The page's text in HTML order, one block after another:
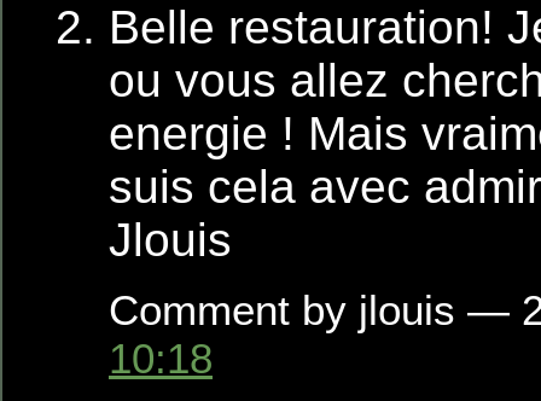
Belle restauration!
ou vous allez
energie ! Mais
suis cela avec
Jlouis
Comment by jlouis —
10:18